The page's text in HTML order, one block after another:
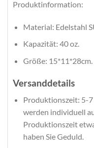
Produktinformation:
Material: Edelstahl
Kapazität: 40 oz.
Größe: 15*11*28cm.
Versanddetails
Produktionszeit: 5-
werden individuell
Produktionszeit
haben Sie Geduld.